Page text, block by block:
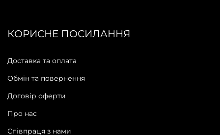
КОРИСНЕ ПОСИЛАННЯ
Доставка та оплата
Обмін та повернення
Договір оферти
Про нас
Співпраця з нами